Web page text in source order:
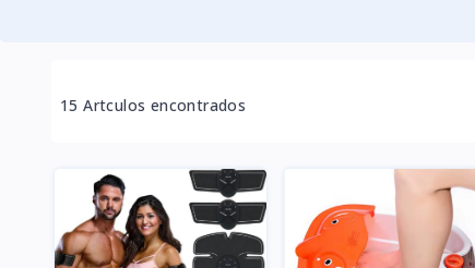
15 Artculos encontrados